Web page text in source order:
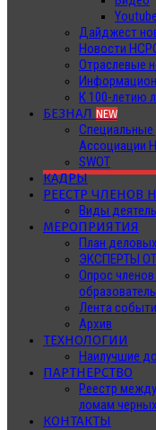
Дайджест
Новости
Отраслевые
К 100-летию
БЕЗНАЛ NEW
Специальные
SWOT
КАДРЫ
РЕЕСТР ЧЛЕНОВ
Виды
МЕРОПРИЯТИЯ
План
ЭКСПЕРТЫ
Опрос
Лента
Архив
ТЕХНОЛОГИИ
Наилучшие
ПАРТНЕРСТВО
Реестр
ломам
КОНТАКТЫ